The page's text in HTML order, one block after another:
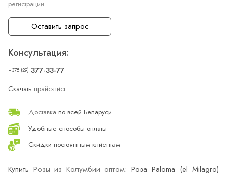
регистрации.
Оставить запрос
Консультация:
+375 (29) 377-33-77
Скачать прайс-лист
Доставка по всей Беларуси
Удобные способы оплаты
Скидки постоянным клиентам
Купить Розы из Колумбии оптом: Роза Paloma (el Milagro)